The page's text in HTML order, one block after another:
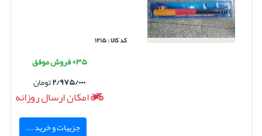
کد کالا : ۱۲۱۵
۳۵+ فروش موفق
۲/۹۷۵/۰۰۰تومان
امکان ارسال روزانه
جزییات و خرید ...